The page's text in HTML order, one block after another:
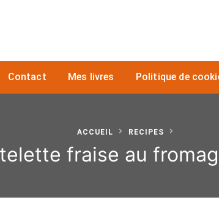
Contact Mes livres Politique de
ACCUEIL RECIPES
fraise au